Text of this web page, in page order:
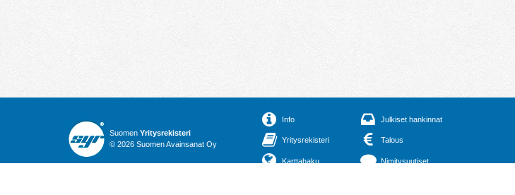
Suomen Yritysrekisteri
© 2026 Suomen Avainsanat Oy
Info
Yritysrekisteri
Karttahaku
Julkiset hankinnat
Talous
Nimitysuutiset